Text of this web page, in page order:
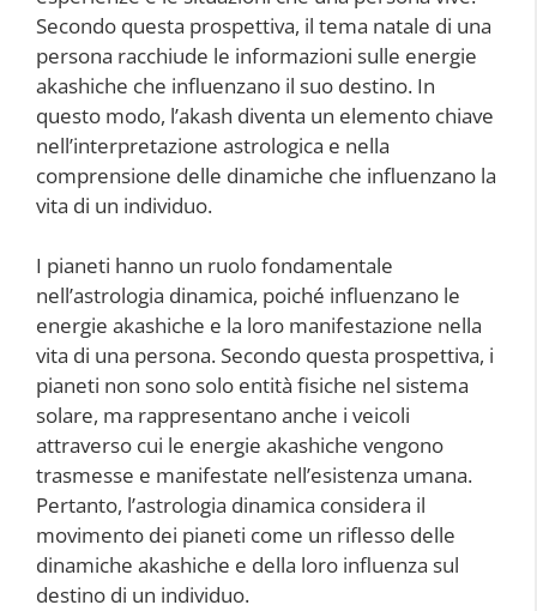
Secondo questa prospettiva, il tema natale di una
persona racchiude le informazioni sulle energie
akashiche che influenzano il suo destino. In
questo modo, l’akash diventa un elemento chiave
nell’interpretazione astrologica e nella
comprensione delle dinamiche che influenzano la
vita di un individuo.
I pianeti hanno un ruolo fondamentale
nell’astrologia dinamica, poiché influenzano le
energie akashiche e la loro manifestazione nella
vita di una persona. Secondo questa prospettiva, i
pianeti non sono solo entità fisiche nel sistema
solare, ma rappresentano anche i veicoli
attraverso cui le energie akashiche vengono
trasmesse e manifestate nell’esistenza umana.
Pertanto, l’astrologia dinamica considera il
movimento dei pianeti come un riflesso delle
dinamiche akashiche e della loro influenza sul
destino di un individuo.